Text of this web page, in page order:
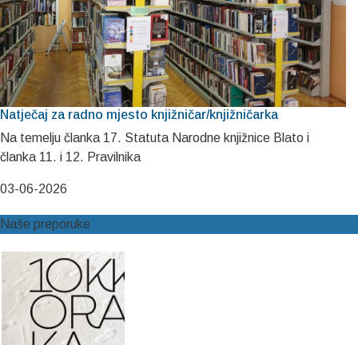
Natječaj za radno mjesto knjižničar/knjižničarka
Na temelju članka 17. Statuta Narodne knjižnice Blato i
članka 11. i 12. Pravilnika
03-06-2026
Naše preporuke